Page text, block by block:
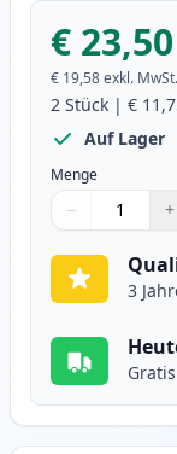
€ 23,50
€ 19,58exkl. MwSt.
2 Stück | €
Auf Lager
Menge
Verwenden
− +
1
3